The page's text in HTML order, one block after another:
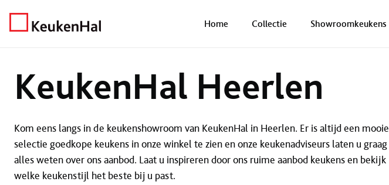
Home Collectie Showroomkeukens
Home
KeukenHal Heerlen
Kom eens langs in de keukenshowroom van KeukenHal in Heerlen. Er is altijd een mooie
selectie goedkope keukens in onze winkel te zien en onze keukenadviseurs laten u graag
alles weten over ons aanbod. Laat u inspireren door ons ruime aanbod keukens en bekijk
welke keukenstijl het beste bij u past.